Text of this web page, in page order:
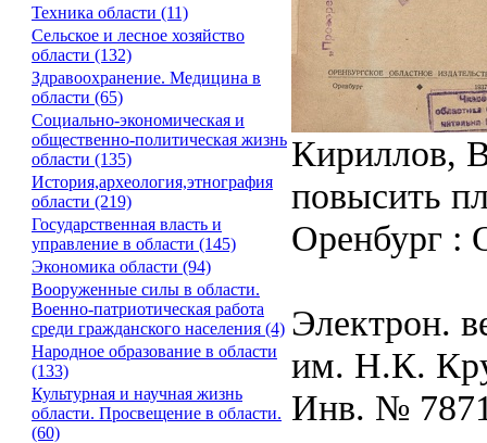
Техника области (11)
Сельское и лесное хозяйство
области (132)
Здравоохранение. Медицина в
области (65)
Социально-экономическая и
общественно-политическая жизнь
области (135)
История,археология,этнография
области (219)
Государственная власть и
управление в области (145)
Экономика области (94)
Вооруженные силы в области.
Военно-патриотическая работа
среди гражданского населения (4)
Народное образование в области
(133)
Культурная и научная жизнь
области. Просвещение в области.
(60)
Кириллов,
повысить
Оренбург :
Электрон.
им. Н.К.
Инв. №